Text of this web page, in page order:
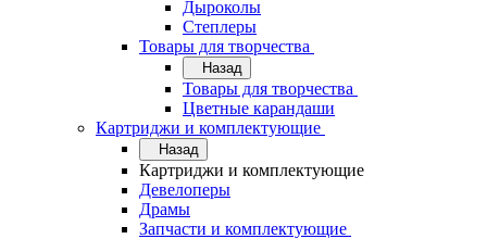
Дыроколы
Степлеры
Товары для творчества
Назад
Товары для творчества
Цветные карандаши
Картриджи и комплектующие
Назад
Картриджи и комплектующие
Девелоперы
Драмы
Запчасти и комплектующие